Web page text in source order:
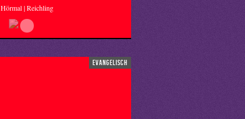
Hörmal | Reichling
evangelisch